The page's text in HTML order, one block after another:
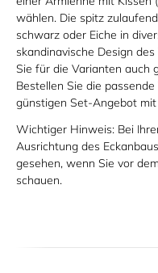
wählen. Die spitz
schwarz oder Eiche in
skandinavische Design
Sie für die Varianten auch
Bestellen Sie die
günstigen Set-Angebot mit
Wichtiger Hinweis: Bei
Ausrichtung des
gesehen, wenn Sie vor
schauen.